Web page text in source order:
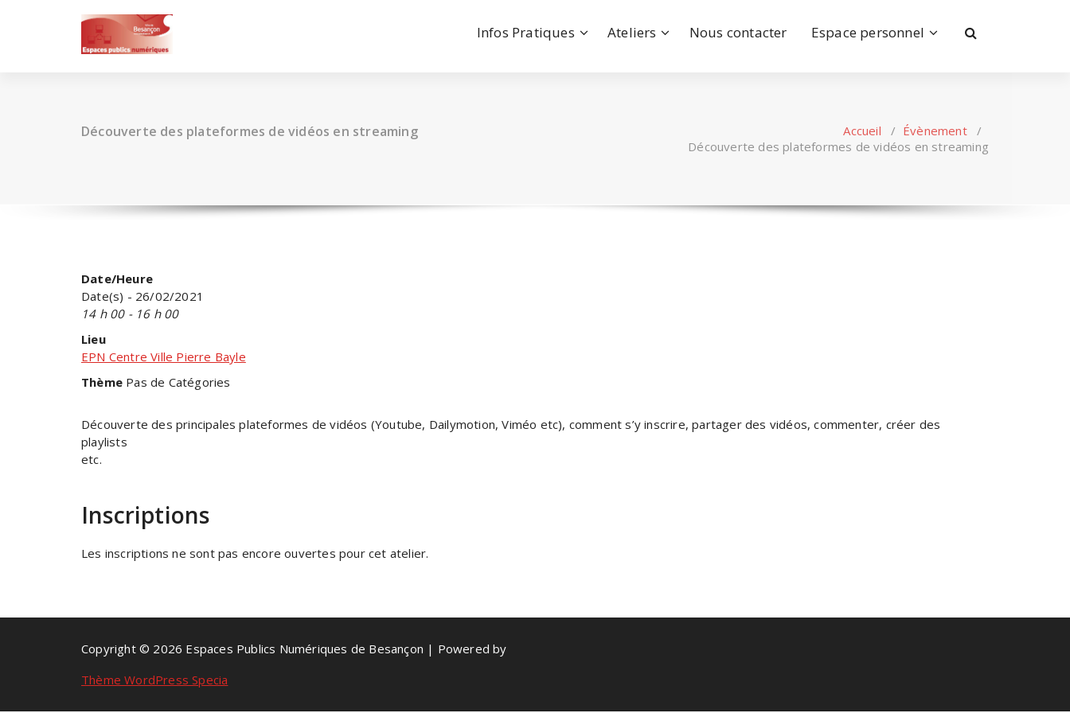
Infos Pratiques Ateliers Nous contacter Espace personnel
Découverte des plateformes de vidéos en streaming Accueil / Évènement/
Découverte des plateformes de vidéos en streaming
Date/Heure
Date(s) - 26/02/2021
14 h 00 - 16 h 00
Lieu
EPN Centre Ville Pierre Bayle
Thème Pas de Catégories
Découverte des principales plateformes de vidéos (Youtube, Dailymotion, Viméo etc), comment s’y inscrire, partager des vidéos, commenter, créer des
playlists
etc.
Inscriptions
Les inscriptions ne sont pas encore ouvertes pour cet atelier.
Copyright © 2026 Espaces Publics Numériques de Besançon | Powered by
Thème WordPress Specia